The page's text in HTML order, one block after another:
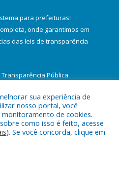
para prefeituras!
onde garantimos em
das leis de transparência
Pública
a Prefeitura Municipal de Santa
do Pará.
Administrativa
sua experiência de
nosso portal, você
de cookies.
como isso é feito, acesse
). Se você concorda, clique em